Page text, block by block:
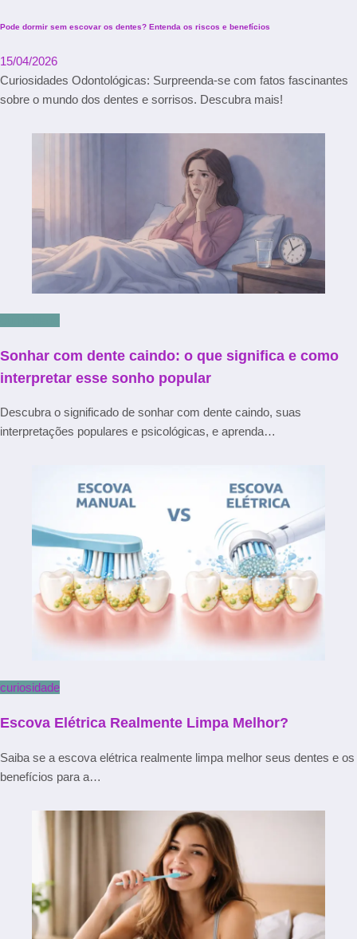
Pode dormir sem escovar os dentes? Entenda os riscos e benefícios
15/04/2026
Curiosidades Odontológicas: Surpreenda-se com fatos fascinantes
sobre o mundo dos dentes e sorrisos. Descubra mais!
Sonhar com dente caindo: o que significa e como
interpretar esse sonho popular
Descubra o significado de sonhar com dente caindo, suas
interpretações populares e psicológicas, e aprenda…
curiosidade
Escova Elétrica Realmente Limpa Melhor?
Saiba se a escova elétrica realmente limpa melhor seus dentes e os
benefícios para a…